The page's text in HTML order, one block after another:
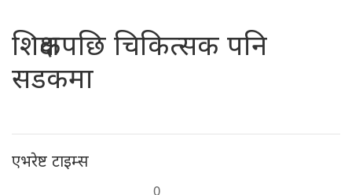
शिक्षकपछि चिकित्सक पनि
सडकमा
एभरेष्ट टाइम्स
0